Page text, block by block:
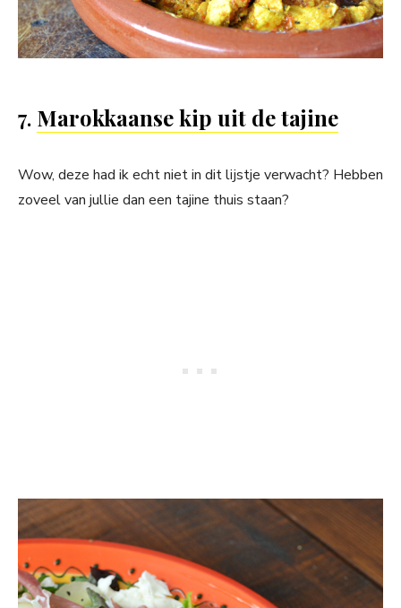
7. Marokkaanse kip uit de tajine
Wow, deze had ik echt niet in dit lijstje verwacht? Hebben
zoveel van jullie dan een tajine thuis staan?